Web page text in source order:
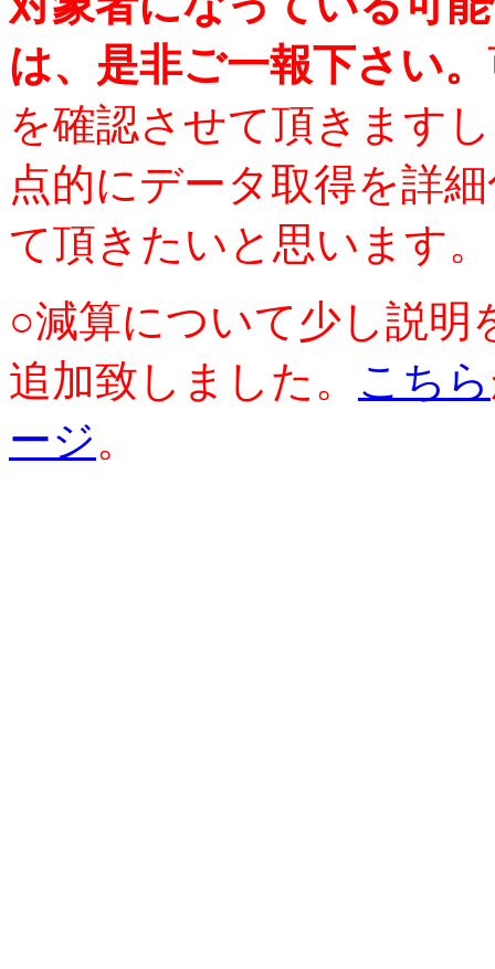
は、是非ご一報下さい。
を確認させて頂きます
点的にデータ取得を詳
て頂きたいと思います。
○減算について少し説明
追加致しました。 こちら
ージ。